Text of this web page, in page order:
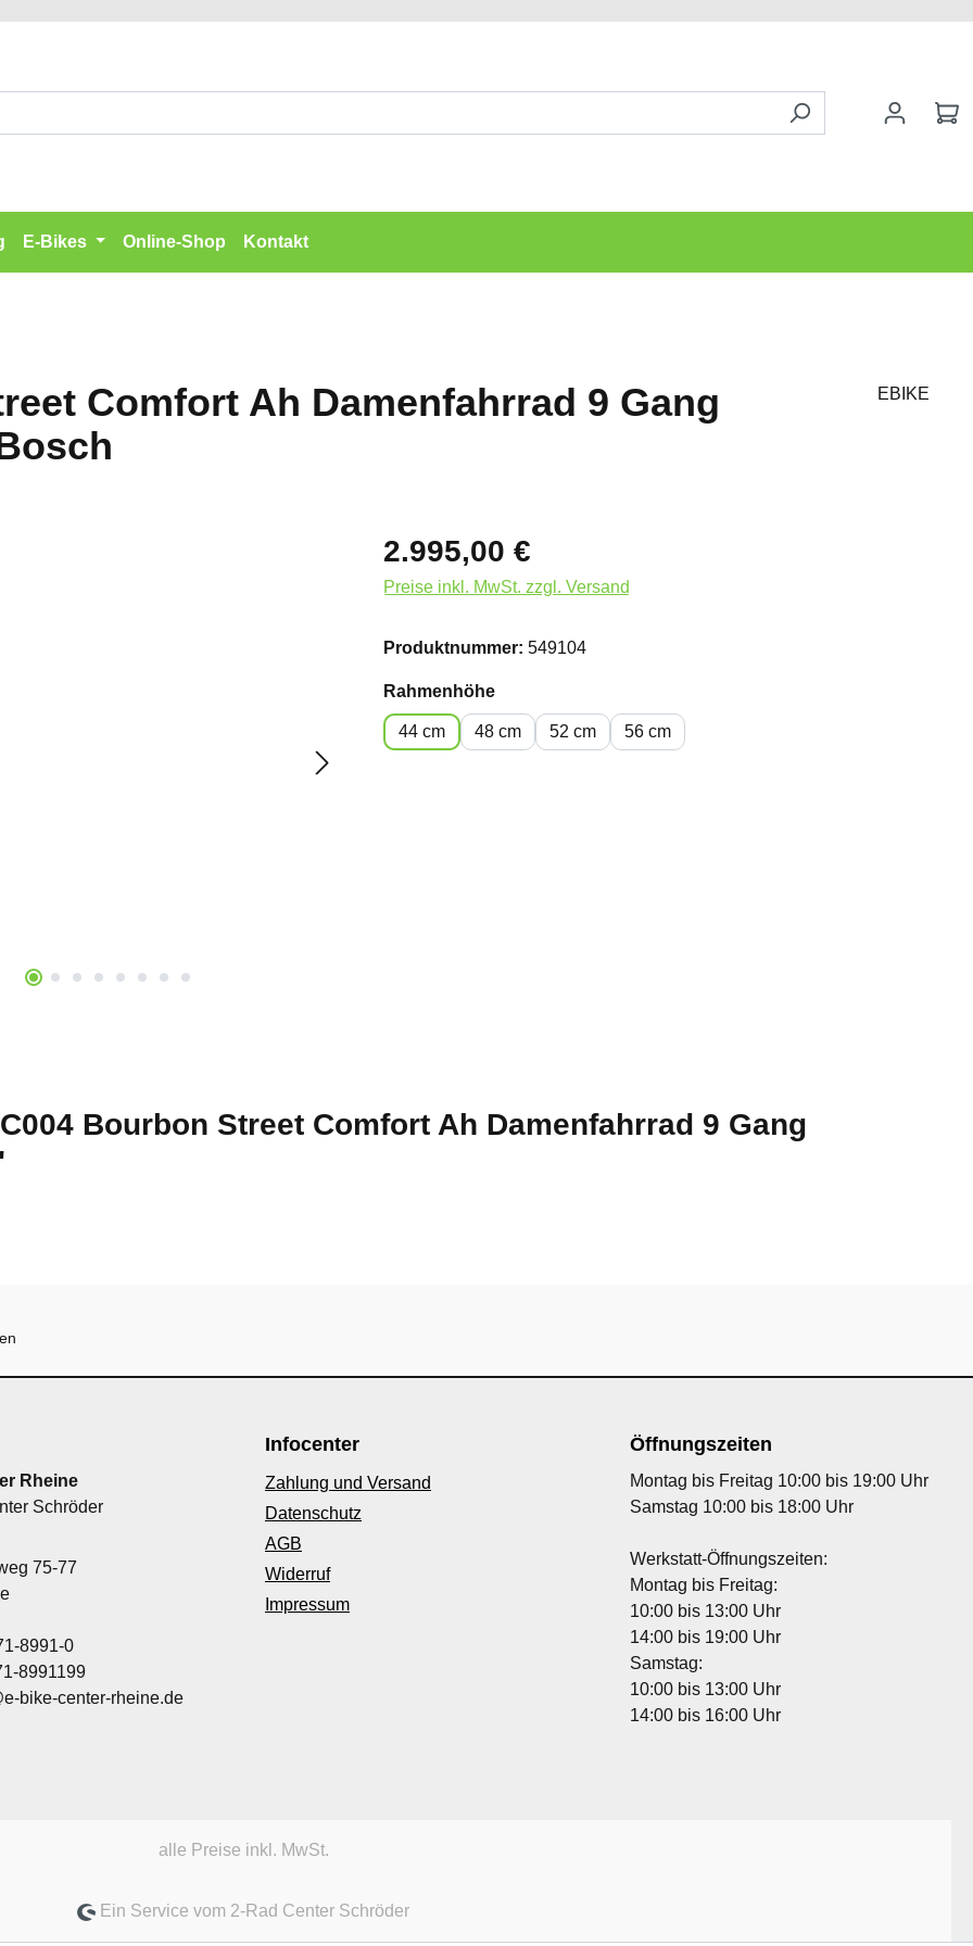
E-Bikes Online-Shop Kontakt
Comfort Ah Damenfahrrad 9 Gang
EBIKE
2.995,00 €
Preise inkl. MwSt. zzgl. Versand
Produktnummer: 549104
Rahmenhöheauswählen
44 cm 48 cm 52 cm 56 cm
Bourbon Street Comfort Ah Damenfahrrad 9 Gang
Rheine
Schröder
75-77
8991-0
8991199
bike-center-rheine.de
Infocenter
Zahlung und Versand
Datenschutz
AGB
Widerruf
Impressum
Öffnungszeiten
Montag bis Freitag 10:00 bis 19:00 Uhr
Samstag 10:00 bis 18:00 Uhr
Werkstatt-Öffnungszeiten:
Montag bis Freitag:
10:00 bis 13:00 Uhr
14:00 bis 19:00 Uhr
Samstag:
10:00 bis 13:00 Uhr
14:00 bis 16:00 Uhr
alle Preise inkl. MwSt.
Ein Service vom 2-Rad Center Schröder